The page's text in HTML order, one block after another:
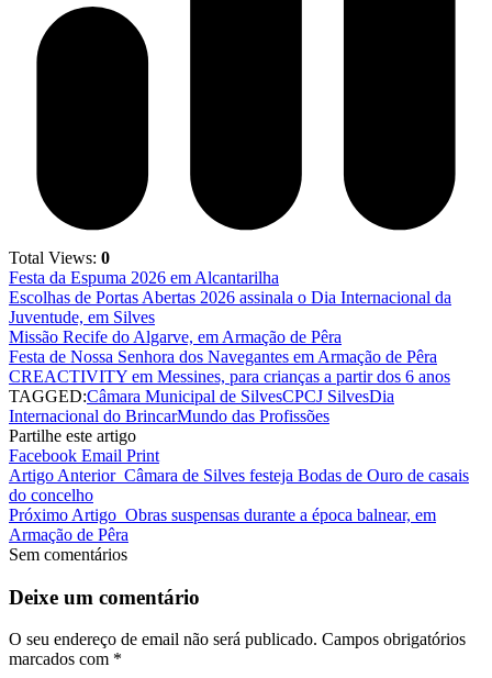
Total Views: 0
Festa da Espuma 2026 em Alcantarilha
Escolhas de Portas Abertas 2026 assinala o Dia Internacional da
Juventude, em Silves
Missão Recife do Algarve, em Armação de Pêra
Festa de Nossa Senhora dos Navegantes em Armação de Pêra
CREACTIVITY em Messines, para crianças a partir dos 6 anos
TAGGED:Câmara Municipal de SilvesCPCJ SilvesDia
Internacional do BrincarMundo das Profissões
Partilhe este artigo
Facebook Email Print
Artigo Anterior Câmara de Silves festeja Bodas de Ouro de casais
do concelho
Próximo Artigo Obras suspensas durante a época balnear, em
Armação de Pêra
Sem comentários
Deixe um comentário
O seu endereço de email não será publicado. Campos obrigatórios
marcados com *